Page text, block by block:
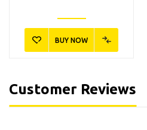
BUY NOW
Customer Reviews